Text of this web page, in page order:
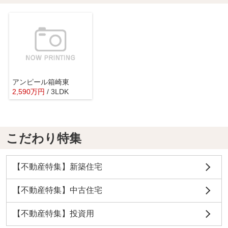
アンピール箱崎東
2,590万円 / 3LDK
こだわり特集
【不動産特集】新築住宅
【不動産特集】中古住宅
【不動産特集】投資用